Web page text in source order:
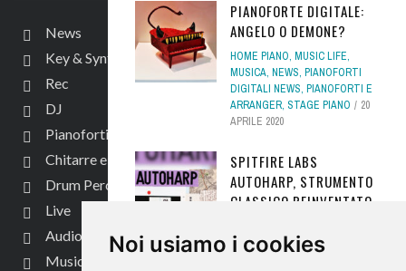
Noi usiamo i cookies
PIANOFORTE DIGITALE:
ANGELO O DEMONE?
HOME PIANO, MUSIC LIFE,
MUSICA, NEWS, PIANOFORTI
DIGITALI NEWS, PIANOFORTI E
ARRANGER, STAGE PIANO
20
APRILE 2020
SPITFIRE LABS
AUTOHARP, STRUMENTO
CLASSICO REINVENTATO
FREEWARE ,NEWS,SOFTWARE
News
Key & Synth
Rec
DJ
Pianoforti e Arranger
Chitarre e bassi
Drum Perc
Live
Audio per video
Music Life